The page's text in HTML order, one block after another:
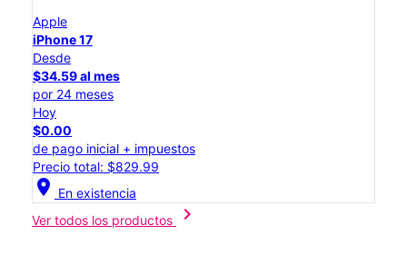
Apple
iPhone 17
Desde
$34.59 al mes
por 24 meses
Hoy
$0.00
de pago inicial + impuestos
Precio total: $829.99
location_on En existencia
Ver todos los productos
chevron_right